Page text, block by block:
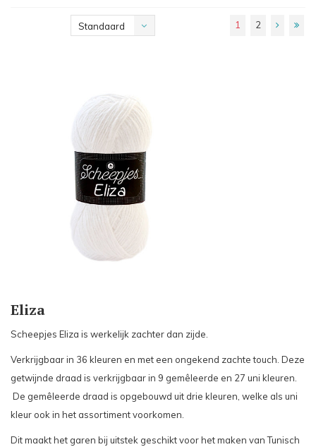
Standaard 1 2
Eliza
Scheepjes Eliza is werkelijk zachter dan zijde.
Verkrijgbaar in 36 kleuren en met een ongekend zachte touch. Deze
getwijnde draad is verkrijgbaar in 9 gemêleerde en 27 uni kleuren.
De gemêleerde draad is opgebouwd uit drie kleuren, welke als uni
kleur ook in het assortiment voorkomen.
Dit maakt het garen bij uitstek geschikt voor het maken van Tunisch